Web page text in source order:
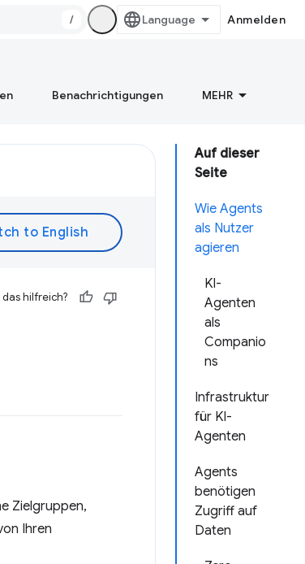
/ Anmelden
Benachrichtigungen MEHR
Auf dieser
Seite
Wie Agents
als Nutzer
agieren
KI-
Agenten
als
Companio
ns
Infrastruktur
für KI-
Agenten
Agents
benötigen
Zugriff auf
Daten
das hilfreich?
Zielgruppen,
Ihren